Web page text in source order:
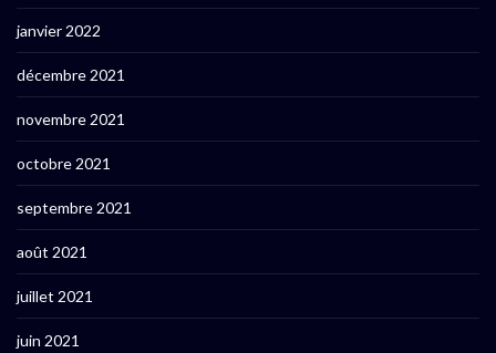
janvier 2022
décembre 2021
novembre 2021
octobre 2021
septembre 2021
août 2021
juillet 2021
juin 2021